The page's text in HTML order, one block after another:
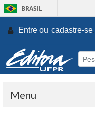
BRASIL
Entre ou cadastre-se.
Menu